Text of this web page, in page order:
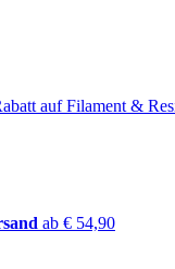
auf Filament &
ab € 54,90